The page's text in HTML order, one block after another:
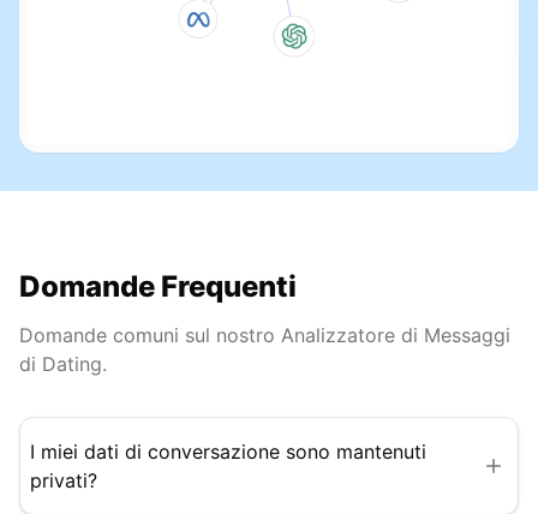
Domande Frequenti
Domande comuni sul nostro Analizzatore di Messaggi
di Dating.
I miei dati di conversazione sono mantenuti
privati?